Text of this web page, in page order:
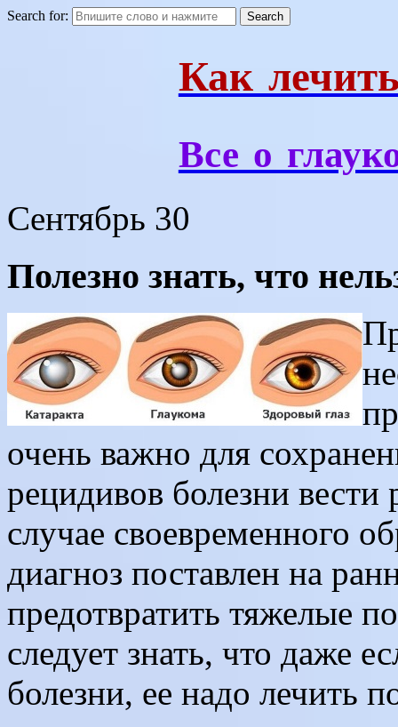
Search for:
Как
Все о
Сентябрь 30
Полезно знать, что
очень важно для
рецидивов болезни
случае своевременного
диагноз поставлен на
предотвратить тяжелые
следует знать, что даже
болезни, ее надо лечить